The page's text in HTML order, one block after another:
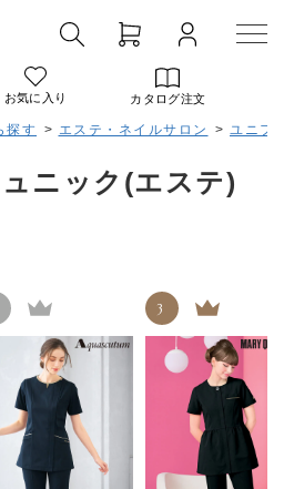
お気に入り カタログ注文
探す > エステ・ネイルサロン > ユニフ
ニック(エステ)
3